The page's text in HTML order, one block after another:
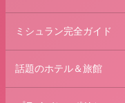
ミシュラン完全ガイド
話題のホテル＆旅館